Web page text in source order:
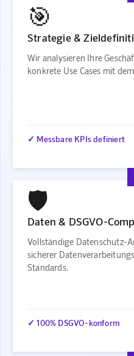
🎯
Strategie &
Wir analysieren Ihre
konkrete Use Cases mit
✓ Messbare KPIs definiert
🛡️
Daten & DSGVO-
Vollständige Datenschutz-
sicherer
Standards.
✓ 100% DSGVO-konform